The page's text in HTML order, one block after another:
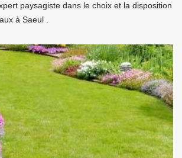
paysagiste dans le choix et la disposition
à Saeul .